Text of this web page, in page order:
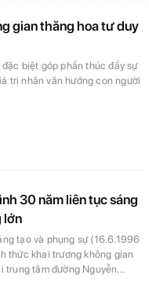
gian thăng hoa tư duy
biệt góp phần thúc đẩy sự
trị nhân văn hướng con người
30 năm liên tục sáng
lớn
tạo và phụng sự (16.6.1996
thức khai trương không gian
trung tâm đường Nguyễn...